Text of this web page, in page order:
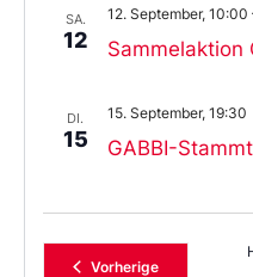
SA.
12 Sammelaktion
12. September, 10:00
DI.
15 GABBI-
15. September, 19:30
Vorherige